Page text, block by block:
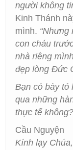
người không
Kinh Thánh
mình. “Nhưng
con cháu
nhà riêng
đẹp lòng Đức
Bạn có bày tỏ
qua những
thực tế không?
Cầu Nguyện
Kính lạy